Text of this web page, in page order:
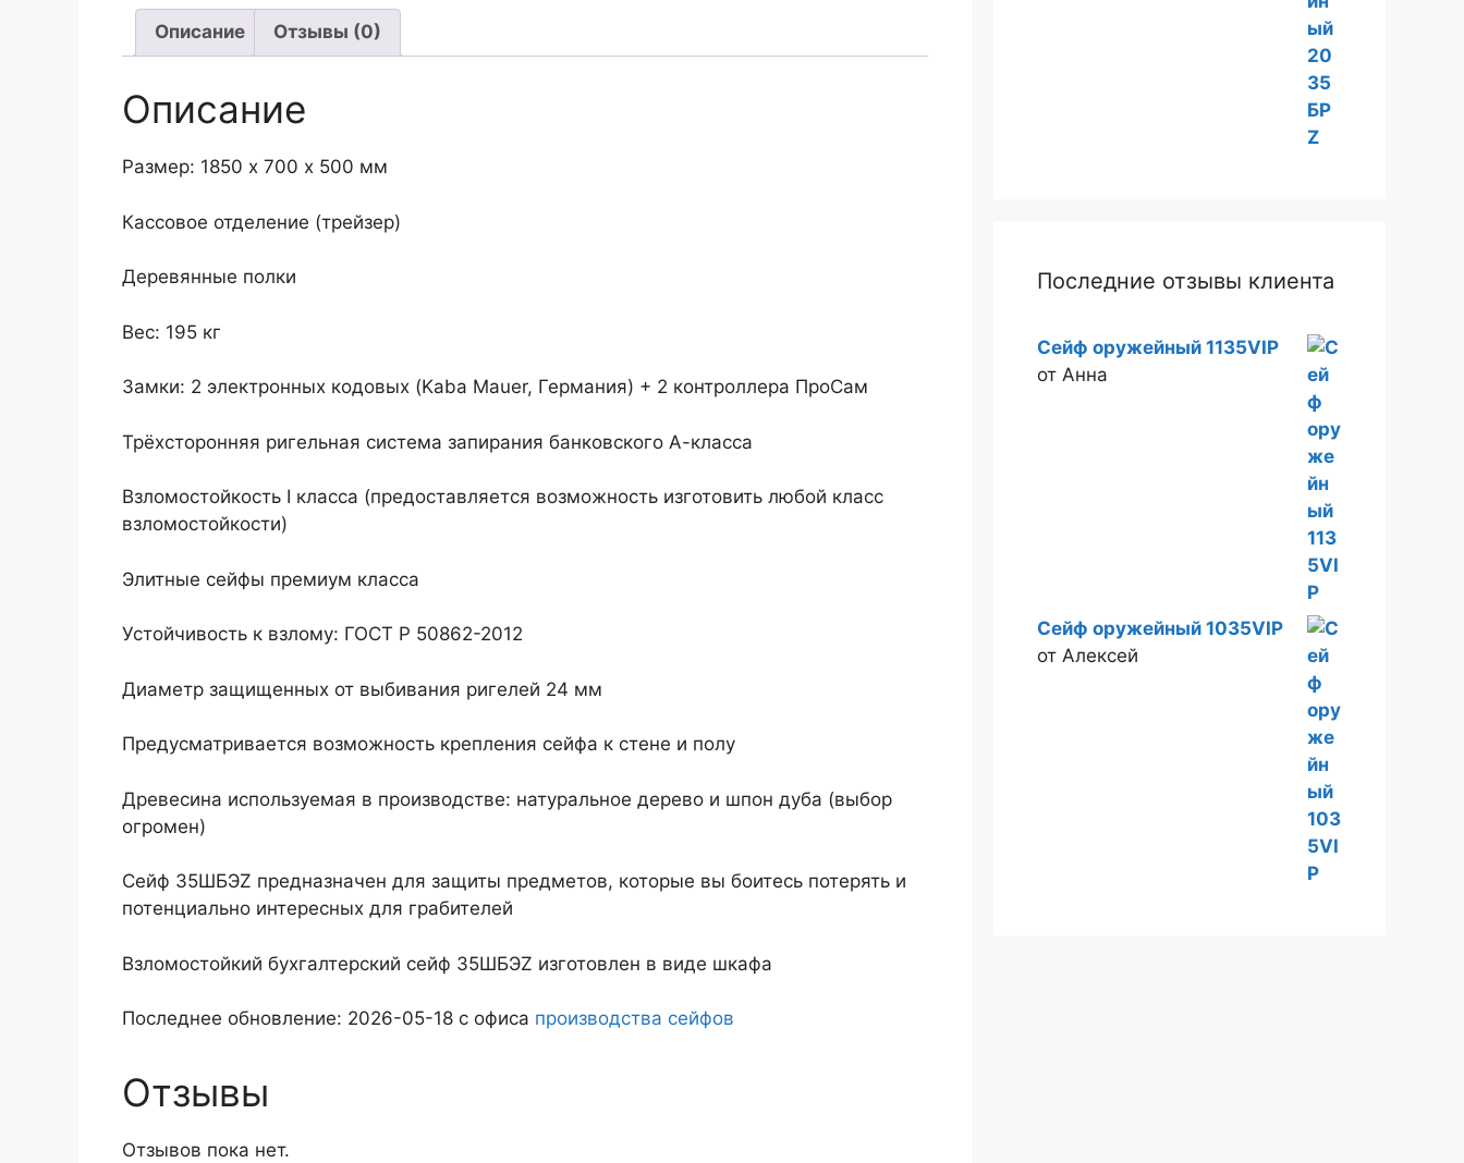
Описание Отзывы (0)
Описание
Размер: 1850 х 700 х 500 мм
Кассовое отделение (трейзер)
Деревянные полки
Вес: 195 кг
Замки: 2 электронных кодовых (Kaba Mauer, Германия) + 2 контроллера ПроСам
Трёхсторонняя ригельная система запирания банковского А-класса
Взломостойкость I класса (предоставляется возможность изготовить любой класс
взломостойкости)
Элитные сейфы премиум класса
Устойчивость к взлому: ГОСТ Р 50862-2012
Диаметр защищенных от выбивания ригелей 24 мм
Предусматривается возможность крепления сейфа к стене и полу
Древесина используемая в производстве: натуральное дерево и шпон дуба (выбор
огромен)
Сейф 35ШБЭZ предназначен для защиты предметов, которые вы боитесь потерять и
потенциально интересных для грабителей
Взломостойкий бухгалтерский сейф 35ШБЭZ изготовлен в виде шкафа
Последнее обновление: 2026-05-18 с офиса производства сейфов
Отзывы
Отзывов пока нет.
Последние отзывы клиента
Сейф оружейный 1135VIP
от Анна
Сейф оружейный 1035VIP
от Алексей